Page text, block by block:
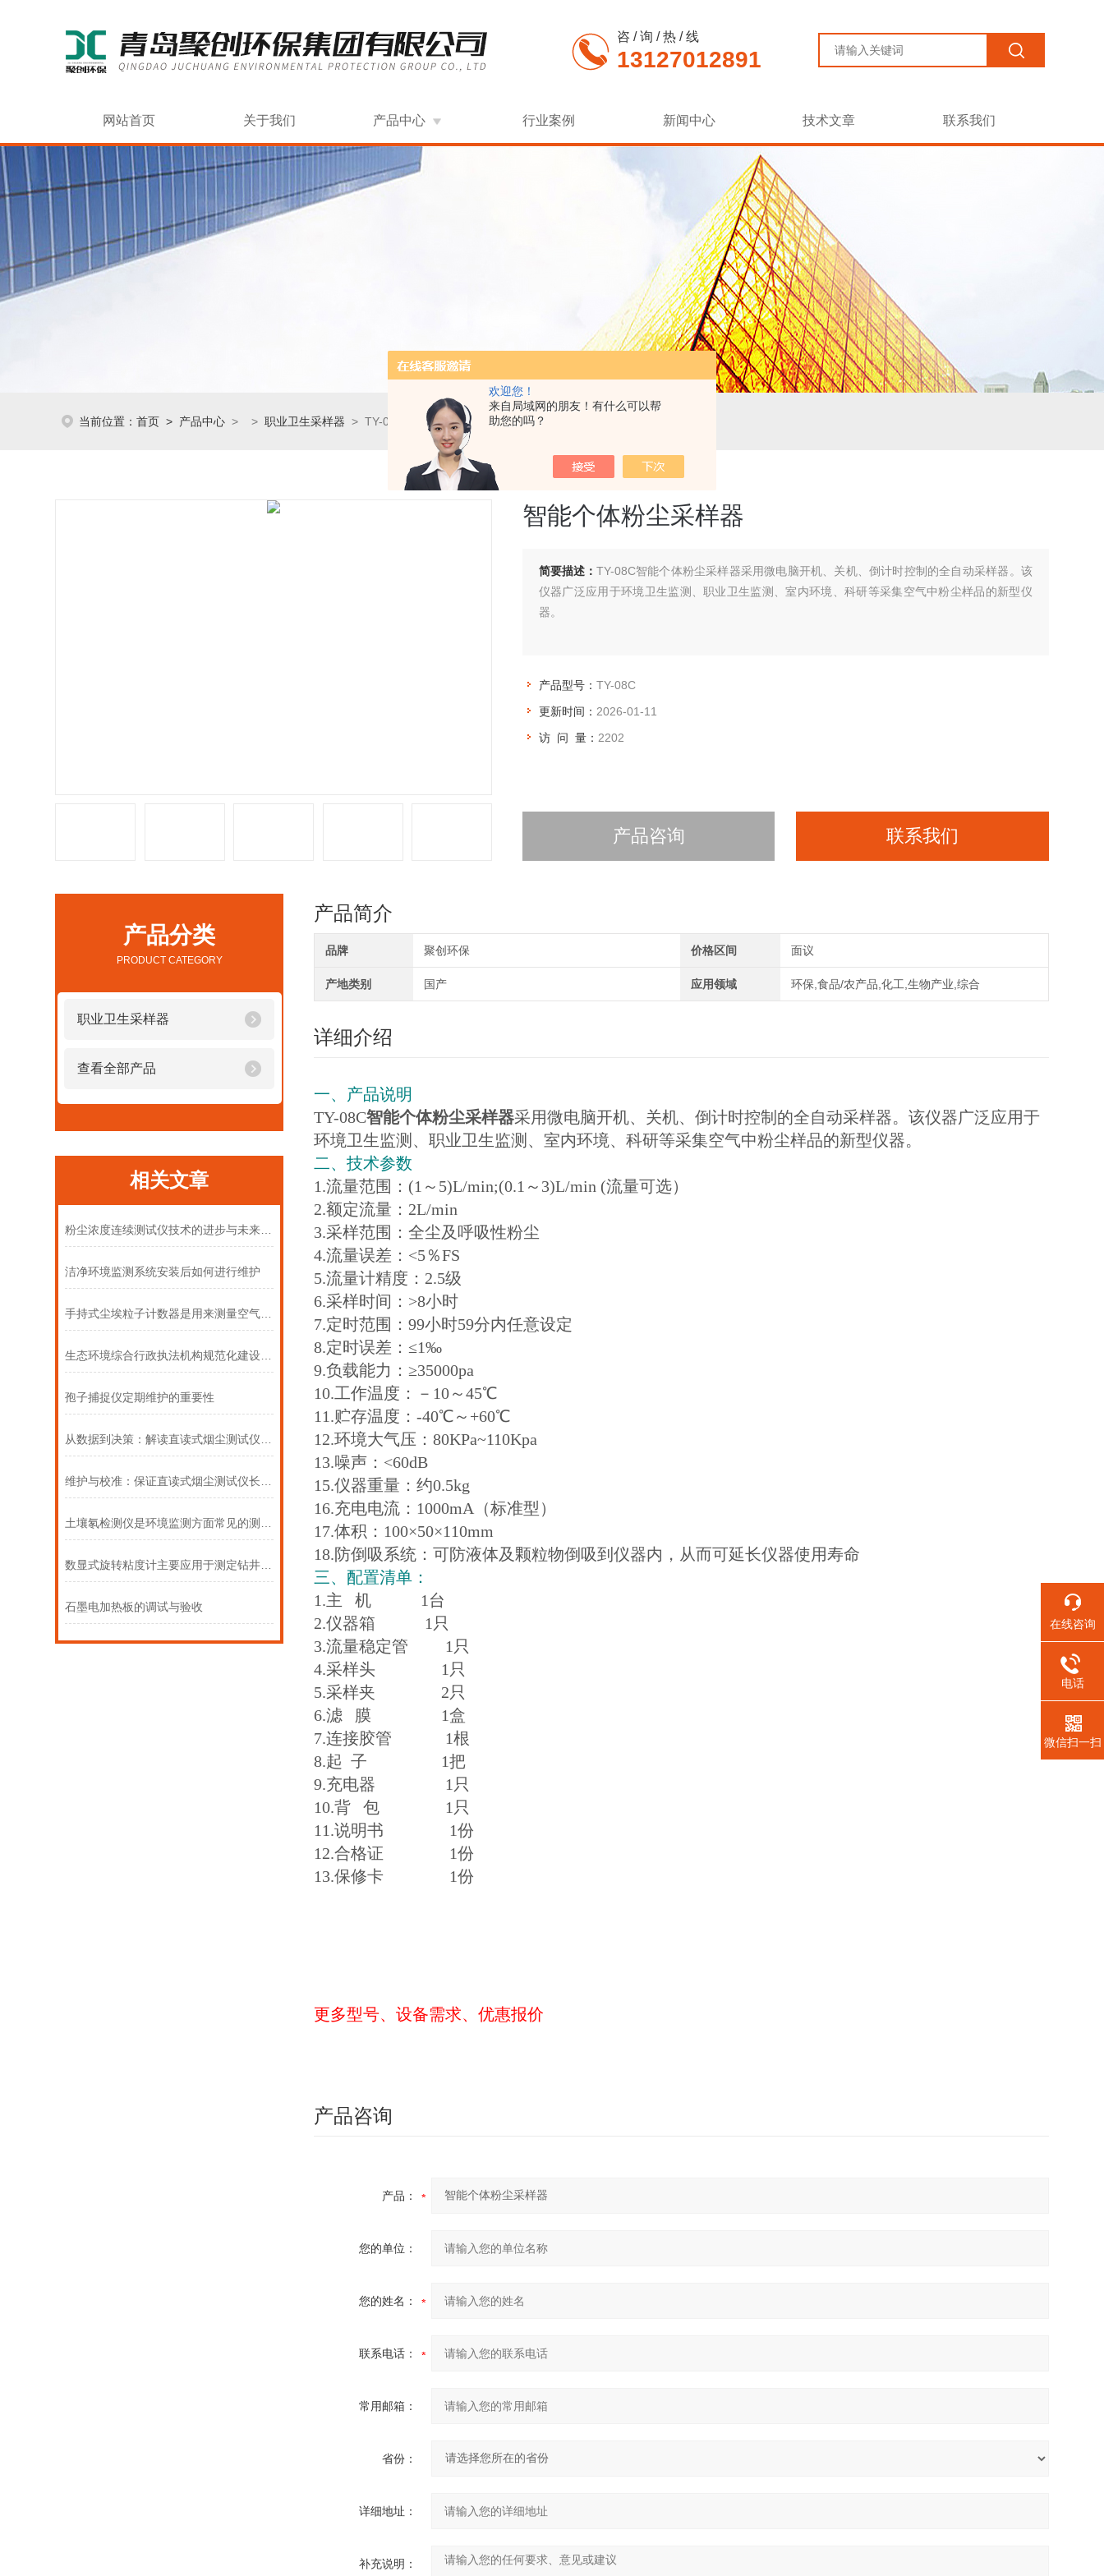
欢迎您！
来自局域网的朋友！有什么可以帮
助您的吗？
咨 / 询 / 热 / 线
13127012891
网站首页 关于我们 产品中心 行业案例 新闻中心 技术文章 联系我们
当前位置： 首页 > 产品中心 > > 职业卫生采样器 > TY-08C智能个体粉尘采样器
智能个体粉尘采样器
简要描述： TY-08C智能个体粉尘采样器采用微电脑开机、关机、倒计时控制的全自动采样器。该
仪器广泛应用于环境卫生监测、职业卫生监测、室内环境、科研等采集空气中粉尘样品的新型仪
器。
产品型号： TY-08C
更新时间： 2026-01-11
访 问 量： 2202
产品咨询 联系我们
产品分类
PRODUCT CATEGORY
职业卫生采样器
查看全部产品
相关文章
洁净环境监测系统安装后如何进行维护
孢子捕捉仪定期维护的重要性
石墨电加热板的调试与验收
产品简介
品牌 聚创环保 价格区间 面议
产地类别 国产 应用领域 环保,食品/农产品,化工,生物产业,综合
详细介绍
一、产品说明
TY-08C智能个体粉尘采样器采用微电脑开机、关机、倒计时控制的全自动采样器。该仪器广泛应用于
环境卫生监测、职业卫生监测、室内环境、科研等采集空气中粉尘样品的新型仪器。
二、技术参数
1.流量范围：(1～5)L/min;(0.1～3)L/min (流量可选）
2.额定流量：2L/min
3.采样范围：全尘及呼吸性粉尘
4.流量误差：<5％FS
5.流量计精度：2.5级
6.采样时间：>8小时
7.定时范围：99小时59分内任意设定
8.定时误差：≤1‰
9.负载能力：≥35000pa
10.工作温度：－10～45℃
11.贮存温度：-40℃～+60℃
12.环境大气压：80KPa~110Kpa
13.噪声：<60dB
15.仪器重量：约0.5kg
16.充电电流：1000mA（标准型）
17.体积：100×50×110mm
18.防倒吸系统：可防液体及颗粒物倒吸到仪器内，从而可延长仪器使用寿命
三、配置清单：
1.主 机 1台
2.仪器箱 1只
3.流量稳定管 1只
4.采样头 1只
5.采样夹 2只
6.滤 膜 1盒
7.连接胶管 1根
8.起 子 1把
9.充电器 1只
10.背 包 1只
11.说明书 1份
12.合格证 1份
13.保修卡 1份
更多型号、设备需求、优惠报价
产品咨询
产品：
您的单位：
您的姓名：
联系电话：
常用邮箱：
省份：
详细地址：
补充说明：
在线咨询
电话
微信扫一扫